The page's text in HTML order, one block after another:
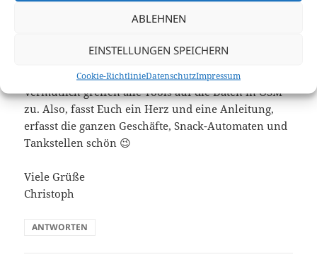
ABLEHNEN
EINSTELLUNGEN SPEICHERN
Cookie-RichtlinieDatenschutzImpressum
Juni 12, 2026 um 7:34 p.m. Uhr
Hallo, ich gebe auch noch meinen Senf dazu.
Vermutlich greifen alle Tools auf die Daten in OSM
zu. Also, fasst Euch ein Herz und eine Anleitung,
erfasst die ganzen Geschäfte, Snack-Automaten und
Tankstellen schön 😉
Viele Grüße
Christoph
ANTWORTEN